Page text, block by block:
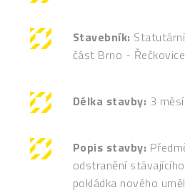
Stavebník:
část Brno - Řečkovice
Délka stavby: 3
Popis stavby:
odstranění
pokládka nového